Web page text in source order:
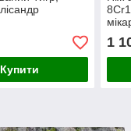
Купити
1